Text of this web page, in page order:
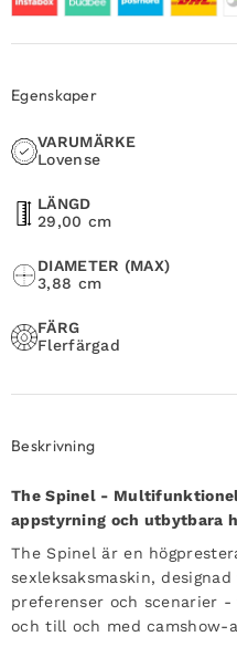
Egenskaper
VARUMÄRKE
Lovense
LÄNGD
29,00 cm
DIAMETER (MAX)
3,88 cm
FÄRG
Flerfärgad
Beskrivning
The Spinel -
appstyrning och utbytbara
The Spinel är en
sexleksaksmaskin,
preferenser och scenarier
och till och med camshow-